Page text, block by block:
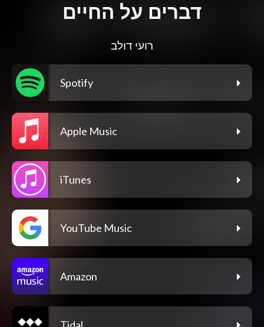
דברים על החיים
רועי דולב
Spotify
Apple Music
iTunes
YouTube Music
Amazon